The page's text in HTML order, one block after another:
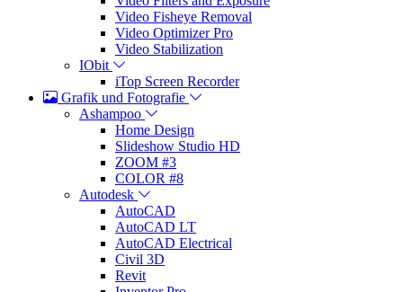
Video Fisheye Removal
Video Optimizer Pro
Video Stabilization
IObit
iTop Screen Recorder
Grafik und Fotografie
Ashampoo
Home Design
Slideshow Studio HD
ZOOM #3
COLOR #8
Autodesk
AutoCAD
AutoCAD LT
AutoCAD Electrical
Civil 3D
Revit